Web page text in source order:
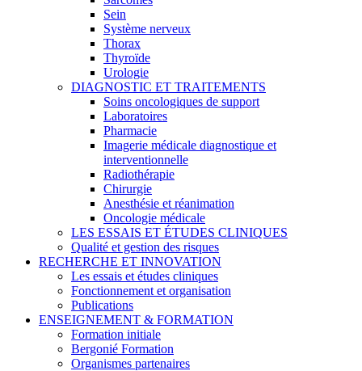
Sein
Système nerveux
Thorax
Thyroïde
Urologie
DIAGNOSTIC ET TRAITEMENTS
Soins oncologiques de support
Laboratoires
Pharmacie
Imagerie médicale diagnostique et
interventionnelle
Radiothérapie
Chirurgie
Anesthésie et réanimation
Oncologie médicale
LES ESSAIS ET ÉTUDES CLINIQUES
Qualité et gestion des risques
RECHERCHE ET INNOVATION
Les essais et études cliniques
Fonctionnement et organisation
Publications
ENSEIGNEMENT & FORMATION
Formation initiale
Bergonié Formation
Organismes partenaires